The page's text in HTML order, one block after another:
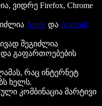
ვიდრე Firefox, Chrome
Apple და Android
შეგიძლია
და გაფართოებების
რაც ინტერნეტ
ხელს.
კომბინაცია მარტივი